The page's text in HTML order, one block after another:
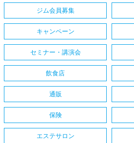
ジム会員募集
キャンペーン
セミナー・講演会
飲食店
通販
保険
エステサロン